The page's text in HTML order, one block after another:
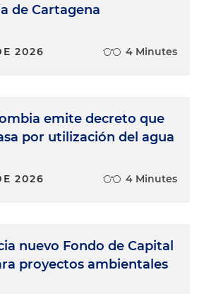
de Cartagena
2026 4 Minutes
emite decreto que
por utilización del agua
2026 4 Minutes
nuevo Fondo de Capital
proyectos ambientales